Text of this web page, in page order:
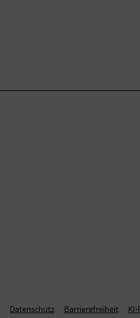
Datenschutz Barrierefreiheit